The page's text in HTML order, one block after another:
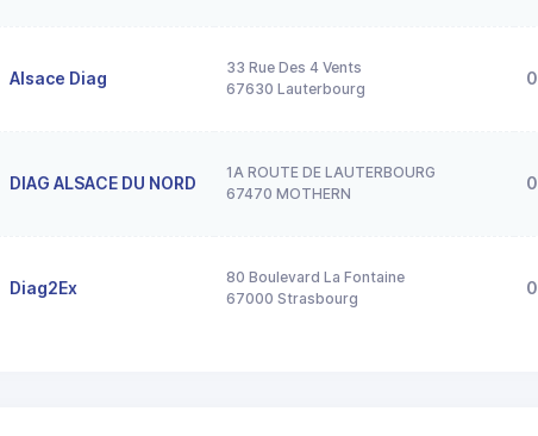
Alsace Diag
33 Rue Des 4 Vents
67630 Lauterbourg
DIAG ALSACE DU NORD
1A ROUTE DE LAUTERBOURG
67470 MOTHERN
Diag2Ex
80 Boulevard La Fontaine
67000 Strasbourg